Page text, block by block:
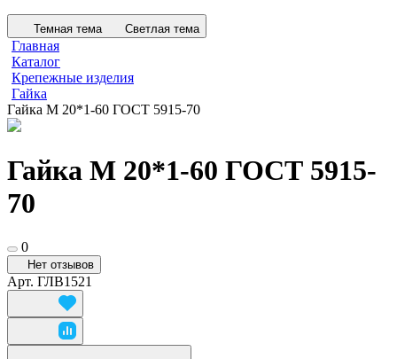
Темная тема Светлая тема
Главная
Каталог
Крепежные изделия
Гайка
Гайка М 20*1-60 ГОСТ 5915-70
Гайка М 20*1-60 ГОСТ 5915-
70
0
Нет отзывов
Арт. ГЛВ1521